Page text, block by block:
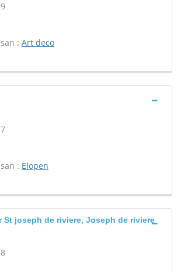
: Art deco
: Elopen
St joseph de riviere, Joseph de riviere